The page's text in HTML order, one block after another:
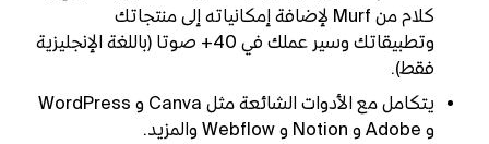
كلام من Murf لإضافة إمكانياته إلى منتجاتك
وتطبيقاتك وسير عملك في 40+ صوتا (باللغة الإنجليزية
فقط).
يتكامل مع الأدوات الشائعة مثل Canva و WordPress
و Adobe و Notion و Webflow والمزيد.